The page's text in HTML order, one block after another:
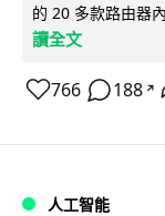
的 20 多款路由器
讀全文
766 188 ↗
人工智能